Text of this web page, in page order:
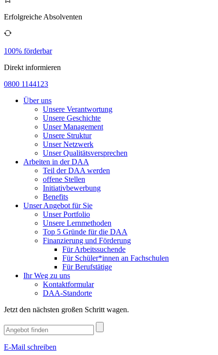
Erfolgreiche Absolventen
100% förderbar
Direkt informieren
0800 1144123
Über uns
Unsere Verantwortung
Unsere Geschichte
Unser Management
Unsere Struktur
Unser Netzwerk
Unser Qualitätsversprechen
Arbeiten in der DAA
Teil der DAA werden
offene Stellen
Initiativbewerbung
Benefits
Unser Angebot für Sie
Unser Portfolio
Unsere Lernmethoden
Top 5 Gründe für die DAA
Finanzierung und Förderung
Für Arbeitssuchende
Für Schüler*innen an Fachschulen
Für Berufstätige
Ihr Weg zu uns
Kontaktformular
DAA-Standorte
Jetzt den nächsten großen Schritt wagen.
E-Mail schreiben